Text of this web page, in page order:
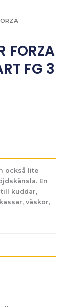
FORZA
FG 3
också lite
En
kuddar,
väskor,